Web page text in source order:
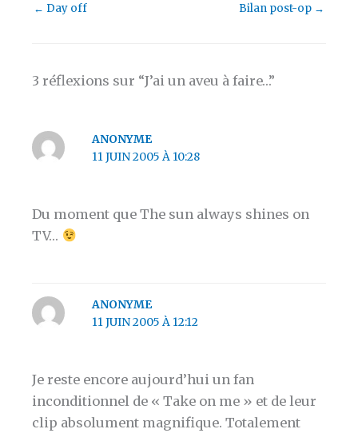
← Day off Bilan post-op →
3 réflexions sur “J’ai un aveu à faire…”
ANONYME
11 JUIN 2005 À 10:28
Du moment que The sun always shines on
TV…
ANONYME
11 JUIN 2005 À 12:12
Je reste encore aujourd’hui un fan
inconditionnel de « Take on me » et de leur
clip absolument magnifique. Totalement